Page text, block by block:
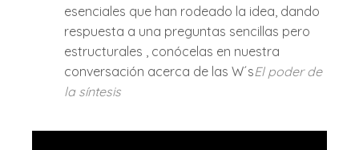
esenciales que han rodeado la idea, dando
respuesta a una preguntas sencillas pero
estructurales , conócelas en nuestra
conversación acerca de las W´sEl poder de
la síntesis